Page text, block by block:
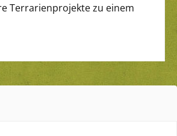
Terrarienprojekte zu einem